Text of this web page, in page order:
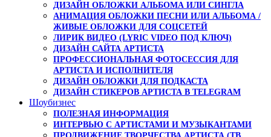
ДИЗАЙН ОБЛОЖКИ АЛЬБОМА ИЛИ СИНГЛА
АНИМАЦИЯ ОБЛОЖКИ ПЕСНИ ИЛИ АЛЬБОМА /
ЖИВЫЕ ОБЛОЖКИ ДЛЯ СОЦСЕТЕЙ
ЛИРИК ВИДЕО (LYRIC VIDEO ПОД КЛЮЧ)
ДИЗАЙН САЙТА АРТИСТА
ПРОФЕССИОНАЛЬНАЯ ФОТОСЕССИЯ ДЛЯ
АРТИСТА И ИСПОЛНИТЕЛЯ
ДИЗАЙН ОБЛОЖКИ ДЛЯ ПОДКАСТА
ДИЗАЙН СТИКЕРОВ АРТИСТА В TELEGRAM
Шоубизнес
ПОЛЕЗНАЯ ИНФОРМАЦИЯ
ИНТЕРВЬЮ С АРТИСТАМИ И МУЗЫКАНТАМИ